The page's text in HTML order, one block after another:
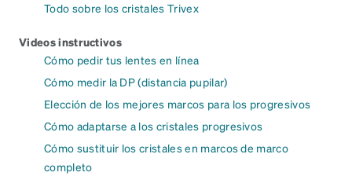
Todo sobre los cristales Trivex
Videos instructivos
Cómo pedir tus lentes en línea
Cómo medir la DP (distancia pupilar)
Elección de los mejores marcos para los progresivos
Cómo adaptarse a los cristales progresivos
Cómo sustituir los cristales en marcos de marco
completo